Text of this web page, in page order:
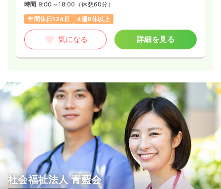
時間 9:00～18:00 （休憩60分）
年間休日124日
4週8休以上
気になる 詳細を見る
社会福祉法人 青藍会